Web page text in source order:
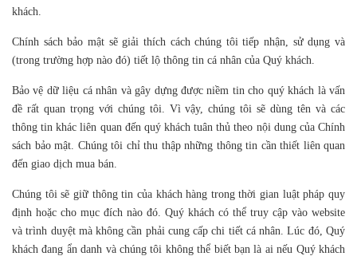
khách.
Chính sách bảo mật sẽ giải thích cách chúng tôi tiếp nhận, sử dụng và
(trong trường hợp nào đó) tiết lộ thông tin cá nhân của Quý khách.
Bảo vệ dữ liệu cá nhân và gây dựng được niềm tin cho quý khách là vấn
đề rất quan trọng với chúng tôi. Vì vậy, chúng tôi sẽ dùng tên và các
thông tin khác liên quan đến quý khách tuân thủ theo nội dung của Chính
sách bảo mật. Chúng tôi chỉ thu thập những thông tin cần thiết liên quan
đến giao dịch mua bán.
Chúng tôi sẽ giữ thông tin của khách hàng trong thời gian luật pháp quy
định hoặc cho mục đích nào đó. Quý khách có thể truy cập vào website
và trình duyệt mà không cần phải cung cấp chi tiết cá nhân. Lúc đó, Quý
khách đang ẩn danh và chúng tôi không thể biết bạn là ai nếu Quý khách